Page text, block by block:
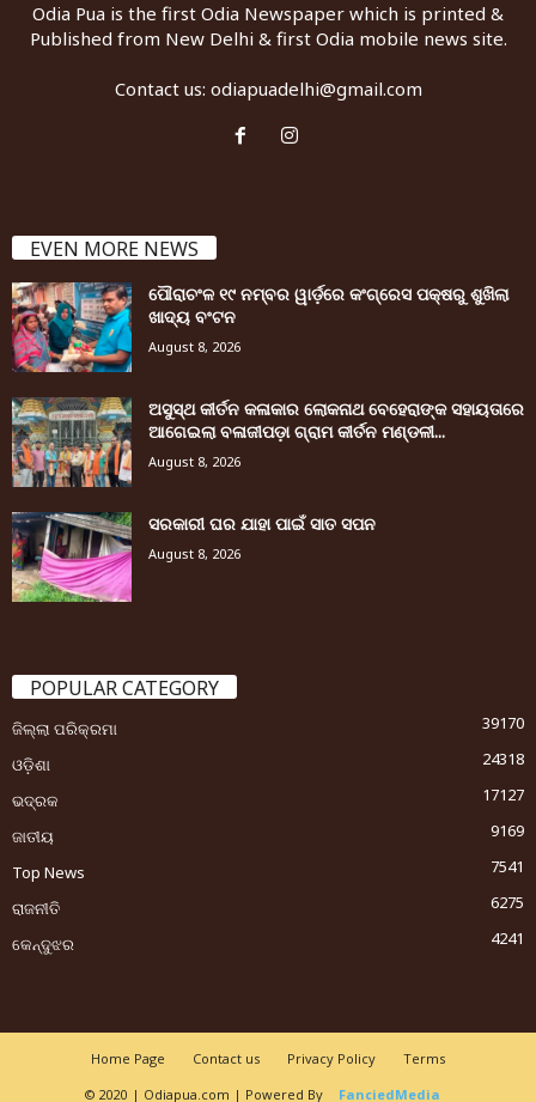
Odia Pua is the first Odia Newspaper which is printed &
Published from New Delhi & first Odia mobile news site.
Contact us: odiapuadelhi@gmail.com
EVEN MORE NEWS
ପୌରାଚଂଳ ୧୯ ନମ୍ବର ୱାର୍ଡ଼ରେ କଂଗ୍ରେସ ପକ୍ଷରୁ ଶୁଖିଲା
ଖାଦ୍ୟ ବଂଟନ
August 8, 2026
ଅସୁସ୍ଥ କୀର୍ତନ କଳାକାର ଲୋକନାଥ ବେହେରାଙ୍କ ସହାୟତାରେ
ଆଗେଇଲା ବଳାଜୀପଡ଼ା ଗ୍ରାମ କୀର୍ତନ ମଣ୍ଡଳୀ...
August 8, 2026
ସରକାରୀ ଘର ଯାହା ପାଇଁ ସାତ ସପନ
August 8, 2026
POPULAR CATEGORY
ଜିଲ୍ଲା ପରିକ୍ରମା
39170
ଓଡ଼ିଶା
24318
ଭଦ୍ରକ
17127
ଜାତୀୟ
9169
Top News
7541
ରାଜନୀତି
6275
କେନ୍ଦୁଝର
4241
Home Page Contact us Privacy Policy
Terms
© 2020 | Odiapua.com | Powered By
FanciedMedia